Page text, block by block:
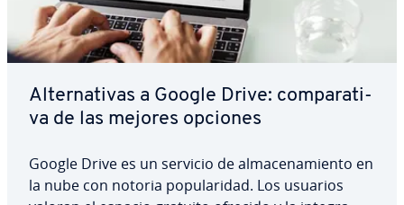
Al­te­r­na­ti­vas a Google Drive: co­m­pa­ra­ti­
va de las mejores opciones
Google Drive es un servicio de al­ma­ce­na­mie­n­to en
la nube con notoria po­pu­la­ri­dad. Los usuarios